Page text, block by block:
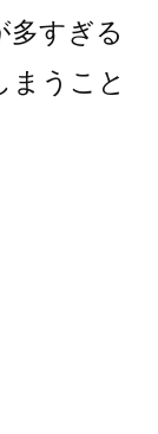
多すぎる
まうこと